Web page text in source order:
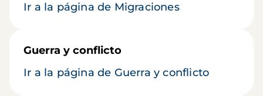
Ir a la página de Migraciones
Guerra y conflicto
Ir a la página de Guerra y conflicto